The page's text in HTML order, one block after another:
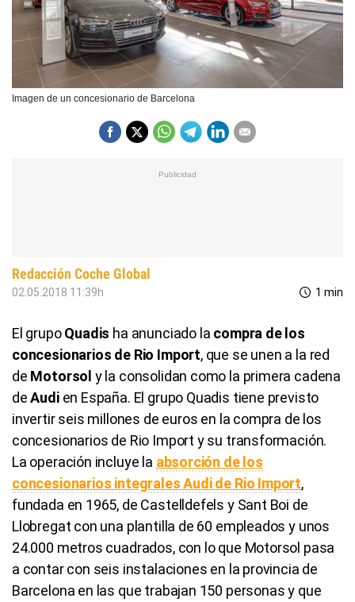
Imagen de un concesionario de Barcelona
Redacción Coche Global
02.05.2018 11:39h 1 min
El grupoQuadis ha anunciado la compra de los
concesionarios de Rio Import, que se unen a la red
de Motorsol y la consolidan como la primera cadena
deAudien España. El grupo Quadis tiene previsto
invertir seis millones de euros en la compra de los
concesionarios de Rio Import y su transformación.
La operación incluye la absorción de los
concesionarios integrales Audi de Rio Import,
fundada en 1965, de Castelldefels y Sant Boi de
Llobregat con una plantilla de 60 empleados y unos
24.000 metros cuadrados, con lo que Motorsol pasa
a contar con seis instalaciones en la provincia de
Barcelona en las que trabajan 150 personas y que